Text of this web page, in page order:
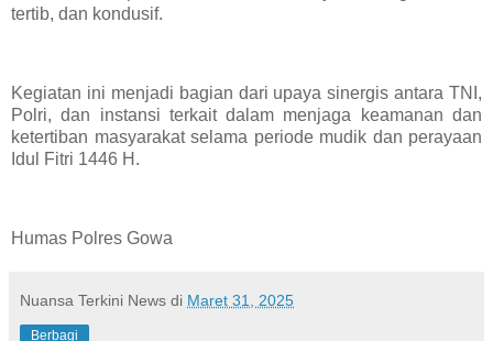
tertib, dan kondusif.
Kegiatan ini menjadi bagian dari upaya sinergis antara TNI,
Polri, dan instansi terkait dalam menjaga keamanan dan
ketertiban masyarakat selama periode mudik dan perayaan
Idul Fitri 1446 H.
Humas Polres Gowa
Nuansa Terkini News di Maret 31, 2025
Berbagi